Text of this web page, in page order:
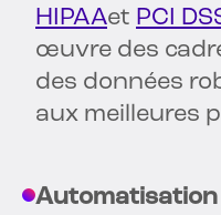
HIPAAet PCI
œuvre des
des données
aux meilleures